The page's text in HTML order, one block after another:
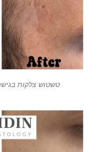
טשטוש צלקות